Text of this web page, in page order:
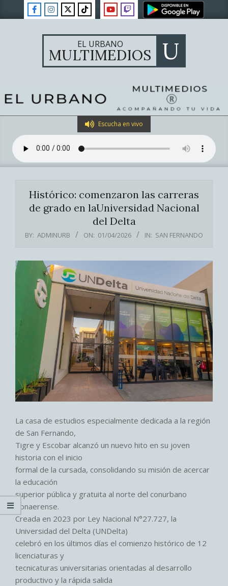
to
EL URBANO
MULTIMEDIOS U
Navigation
Menu
Escucha en vivo
Histórico: comenzaron las carreras
de grado en laUniversidad Nacional
del Delta
BY: ADMINURB ON: 01/04/2026 IN: SAN FERNANDO
La casa de estudios especialmente dedicada a la región
de San Fernando,
Tigre y Escobar alcanzó un nuevo hito en su joven
historia con el inicio
formal de la cursada, consolidando su misión de acercar
la educación
superior pública y gratuita al norte del conurbano
bonaerense.
Creada en 2023 por Ley Nacional N°27.727, la
Universidad del Delta (UNDelta)
celebró en los últimos días el comienzo histórico de 12
licenciaturas y
tecnicaturas universitarias orientadas al desarrollo
productivo y la rápida salida